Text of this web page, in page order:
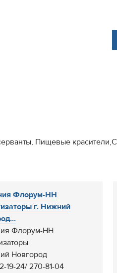
Пищевые
Флорум-НН
г. Нижний
Флорум-НН
Новгород
19-24/ 270-81-04